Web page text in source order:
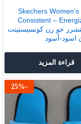
Skechers
Consistent –
جو رن كونسيستينت
اسود-أسود
قراءة المزيد
-
25%